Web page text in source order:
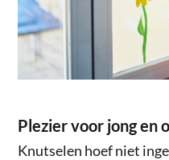
Plezier voor jong en
Knutselen hoef niet